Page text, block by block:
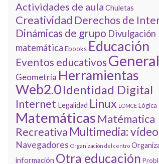
Actividades de aula Chuletas
Creatividad Derechos de
Dinámicas de grupo Divulgación
matemática Ebooks Educación
Eventos educativos General
Geometría Herramientas
Web2.0Identidad Digital
Internet Legalidad Linux LOMCE Lógica
Matemáticas Matématica
Recreativa Multimedia: vídeo
Navegadores Organización del centro
información Otra educación